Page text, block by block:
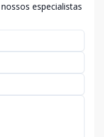
especialistas